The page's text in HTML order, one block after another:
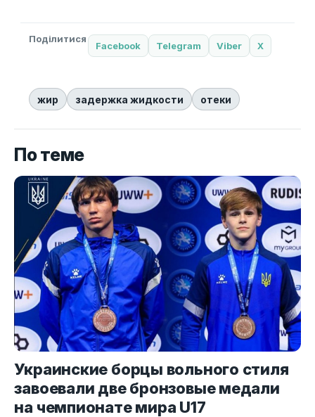
Поділитися
Facebook Telegram Viber X
жир задержка жидкости отеки
По теме
Украинские борцы вольного стиля
завоевали две бронзовые медали
на чемпионате мира U17